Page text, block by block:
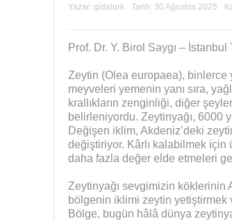
Yazar: gidaturk Tarih: 30 Ağustos 2025
Prof. Dr. Y. Birol Saygı –
Zeytin (Olea europaea), binlerce
meyveleri yemenin yanı sıra,
krallıkların zenginliği, diğer
belirleniyordu. Zeytinyağı, 6000
Değişen iklim, Akdeniz’deki
değiştiriyor. Kârlı kalabilmek
daha fazla değer elde etmeleri
Zeytinyağı sevgimizin köklerinin
bölgenin iklimi zeytin yetiştirmek
Bölge, bugün hâlâ dünya